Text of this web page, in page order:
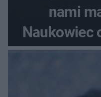
nami
Naukowiec
od lat